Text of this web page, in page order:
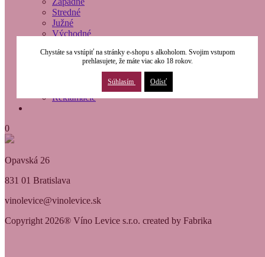
Stredné
Južné
Východné
Modernizácia
Reklamácie
0
Opavská 26
831 01 Bratislava
vinolevice@vinolevice.sk
Copyright 2026® Víno Levice s.r.o. created by Fabrika
Chystáte sa vstúpiť na stránky e-shopu s alkoholom. Svojim vstupom
prehlasujete, že máte viac ako 18 rokov.
Súhlasím Odísť